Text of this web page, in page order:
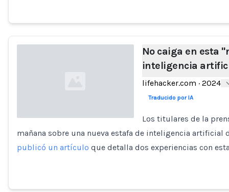
No caiga en esta
inteligencia
lifehacker.com · 2024
Traducido por IA
Los titulares de la
mañana sobre una nueva estafa de inteligencia
publicó un artículo que detalla dos experiencias con